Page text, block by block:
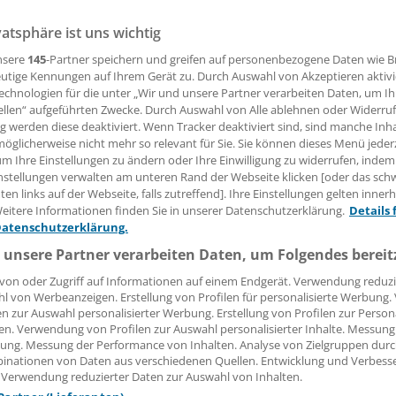
Um junge Mediziner für das Fach Allgemeinmedizin und für
zu können, sind Strategien notwendig. Das neue
"Kompetenzzentrum Allgemeinmedizin", das jetzt
wird sich dieser Aufgabe annehmen. Unterstützt wird
Abteilung Allgemeinmedizin und Versorgungsforschung
Land Baden-Württemberg.
Leserin, lieber Leser,
Beitrag können Sie lesen, sobald Sie sich
Jetzt anmelden »
Kostenlos
vergessen?
Problem beim Login?
ist mit wenigen Klicks erledigt und kostenlos.
des kostenlosen Login:
ist uns wichtig
145-Partner speichern und greifen auf personenbezogene Daten wie
Kennungen auf Ihrem Gerät zu. Durch Auswahl von Akzeptieren
für die unter „Wir und unsere Partner verarbeiten Daten, um
aufgeführten Zwecke. Durch Auswahl von Alle ablehnen oder
werden diese deaktiviert. Wenn Tracker deaktiviert sind, sind manche
nicht mehr so relevant für Sie. Sie können dieses Menü
Ihre Einstellungen zu ändern oder Ihre Einwilligung zu widerrufen, indem
verwalten am unteren Rand der Webseite klicken [oder das
links auf der Webseite, falls zutreffend]. Ihre Einstellungen gelten
Informationen finden Sie in unserer Datenschutzerklärung. Details
Partner verarbeiten Daten, um Folgendes
oder Zugriff auf Informationen auf einem Endgerät. Verwendung
von Werbeanzeigen. Erstellung von Profilen für personalisierte
zur Auswahl personalisierter Werbung. Erstellung von Profilen zur
Verwendung von Profilen zur Auswahl personalisierter Inhalte.
Messung der Performance von Inhalten. Analyse von Zielgruppen
von Daten aus verschiedenen Quellen. Entwicklung und
reduzierter Daten zur Auswahl von Inhalten.